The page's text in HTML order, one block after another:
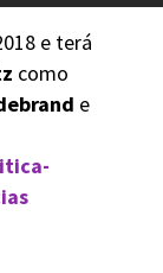
e terá
como
e